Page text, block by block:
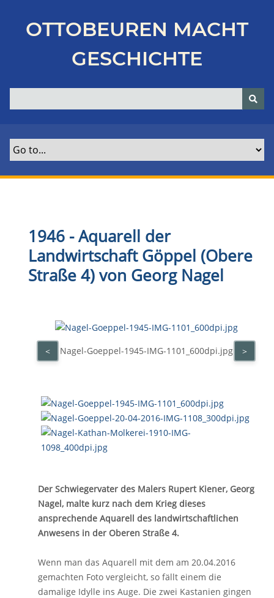
p
OTTOBEUREN MACHT
GESCHICHTE
1946 - Aquarell der
Landwirtschaft Göppel (Obere
Straße 4) von Georg Nagel
Nagel-Goeppel-1945-IMG-1101_600dpi.jpg
< >
Der Schwiegervater des Malers Rupert Kiener, Georg
Nagel, malte kurz nach dem Krieg dieses
ansprechende Aquarell des landwirtschaftlichen
Anwesens in der Oberen Straße 4.
Wenn man das Aquarell mit dem am 20.04.2016
gemachten Foto vergleicht, so fällt einem die
damalige Idylle ins Auge. Die zwei Kastanien gingen